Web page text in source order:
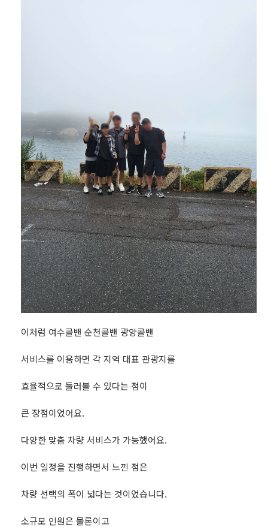
이처럼 여수콜밴 순천콜밴 광양콜밴
서비스를 이용하면 각 지역 대표 관광지를
효율적으로 둘러볼 수 있다는 점이
큰 장점이었어요.
다양한 맞춤 차량 서비스가 가능했어요.
이번 일정을 진행하면서 느낀 점은
차량 선택의 폭이 넓다는 것이었습니다.
소규모 인원은 물론이고